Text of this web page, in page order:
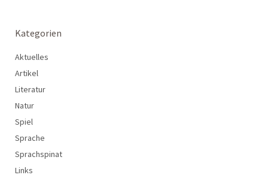
Kategorien
Aktuelles
Artikel
Literatur
Natur
Spiel
Sprache
Sprachspinat
Links